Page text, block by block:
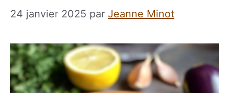
24 janvier 2025 par Jeanne Minot